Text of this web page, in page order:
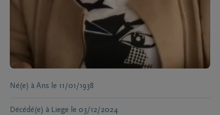
Né(e) à Ans le 11/01/1938
Décédé(e) à Liege le 03/12/2024